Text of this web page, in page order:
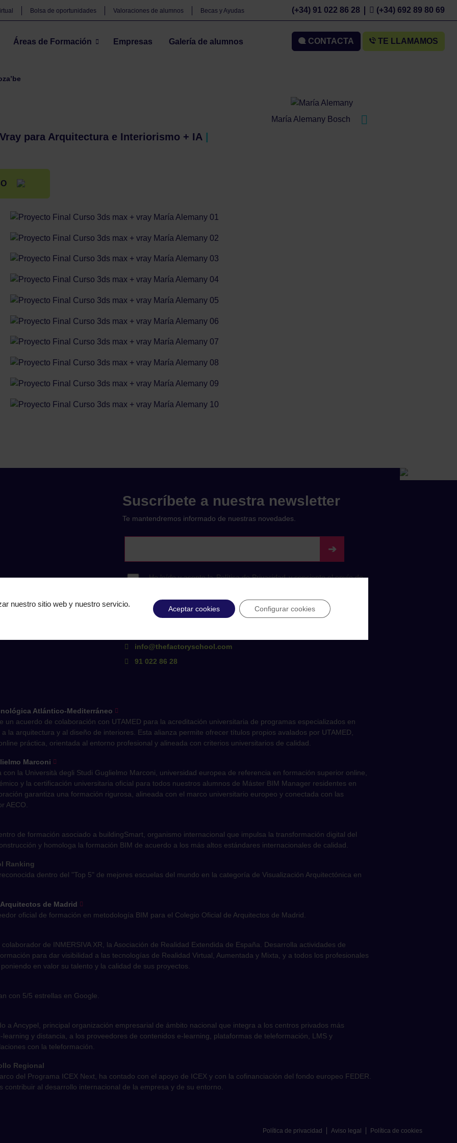
Áreas de Formación Empresas Galería de alumnos
Bolsa de oportunidades Valoraciones de alumnos Becas y Ayudas
CONTACTA TE LLAMAMOS
(+34) 91 022 86 28 (+34) 692 89 80 69
para Arquitectura e Interiorismo + IA
María Alemany Bosch
Suscríbete a nuestra newsletter
Te mantendremos informado de nuestras novedades.
info@thefactoryschool.com
91 022 86 28
Atlántico-Mediterráneo
un acuerdo de colaboración con UTAMED para la acreditación universitaria de programas especializados en
la arquitectura y al diseño de interiores. Esta alianza permite ofrecer títulos propios avalados por UTAMED,
práctica, orientada al entorno profesional y alineada con criterios universitarios de calidad.
Marconi
la Università degli Studi Guglielmo Marconi, universidad europea de referencia en formación superior online,
y la certificación universitaria oficial para todos nuestros alumnos de Máster BIM Manager residentes en
garantiza una formación rigurosa, alineada con el marco universitario europeo y conectada con las
AECO.
de formación asociado a buildingSmart, organismo internacional que impulsa la transformación digital del
y homologa la formación BIM de acuerdo a los más altos estándares internacionales de calidad.
Ranking
dentro del "Top 5" de mejores escuelas del mundo en la categoría de Visualización Arquitectónica en
de Madrid
oficial de formación en metodología BIM para el Colegio Oficial de Arquitectos de Madrid.
de INMERSIVA XR, la Asociación de Realidad Extendida de España. Desarrolla actividades de
para dar visibilidad a las tecnologías de Realidad Virtual, Aumentada y Mixta, y a todos los profesionales
en valor su talento y la calidad de sus proyectos.
con 5/5 estrellas en Google.
a Ancypel, principal organización empresarial de ámbito nacional que integra a los centros privados más
y distancia, a los proveedores de contenidos e-learning, plataformas de teleformación, LMS y
con la teleformación.
Regional
del Programa ICEX Next, ha contado con el apoyo de ICEX y con la cofinanciación del fondo europeo FEDER.
contribuir al desarrollo internacional de la empresa y de su entorno.
Política de privacidad Aviso legal Política de cookies
nuestro sitio web y nuestro servicio.
Aceptar cookies Configurar cookies